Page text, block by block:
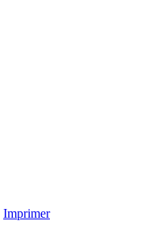
Imprimer